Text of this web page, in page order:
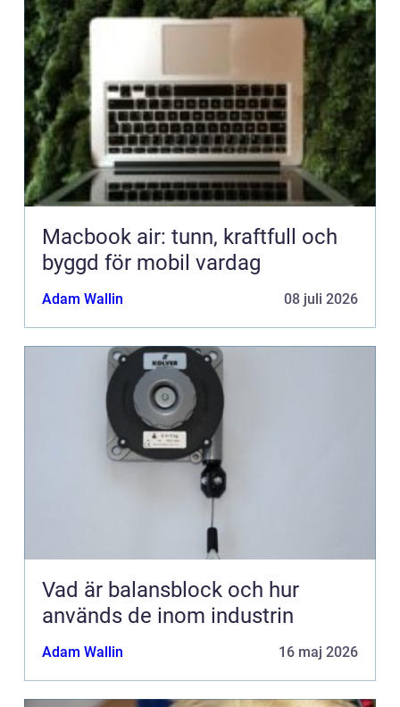
Macbook air: tunn, kraftfull och
byggd för mobil vardag
Adam Wallin 08 juli 2026
Vad är balansblock och hur
används de inom industrin
Adam Wallin 16 maj 2026